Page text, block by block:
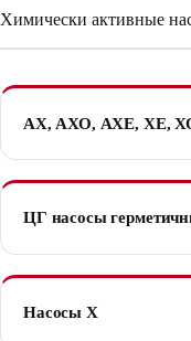
Химически активные
АХ, АХО, АХЕ, ХЕ,
ЦГ насосы
Насосы Х